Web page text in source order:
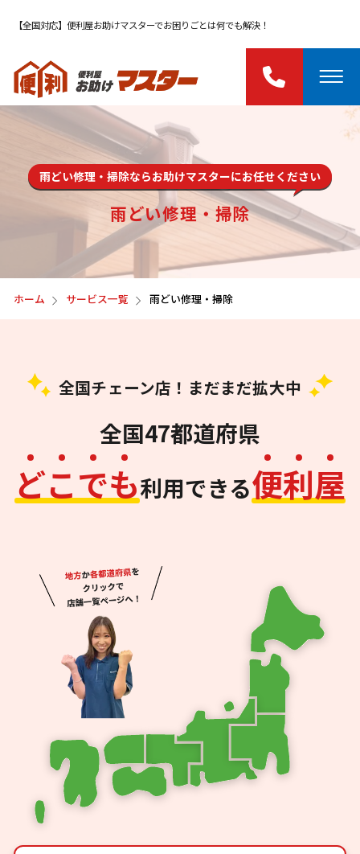
【全国対応】便利屋お助けマスターでお困りごとは何でも解決！
雨どい修理・掃除ならお助けマスターにお任せください
雨どい修理・掃除
ホーム サービス一覧 雨どい修理・掃除
全国チェーン店！まだまだ拡大中
全国47都道府県
どこでも利用できる便利屋